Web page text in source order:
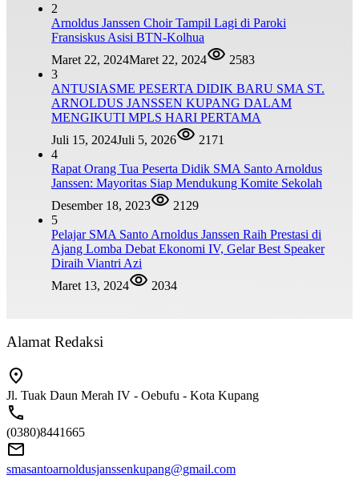
2
Arnoldus Janssen Choir Tampil Lagi di Paroki
Fransiskus Asisi BTN-Kolhua
Maret 22, 2024Maret 22, 2024
2583
3
ANTUSIASME PESERTA DIDIK BARU SMA ST.
ARNOLDUS JANSSEN KUPANG DALAM
MENGIKUTI MPLS HARI PERTAMA
Juli 15, 2024Juli 5, 2026
2171
4
Rapat Orang Tua Peserta Didik SMA Santo Arnoldus
Janssen: Mayoritas Siap Mendukung Komite Sekolah
Desember 18, 2023
2129
5
Pelajar SMA Santo Arnoldus Janssen Raih Prestasi di
Ajang Lomba Debat Ekonomi IV, Gelar Best Speaker
Diraih Viantri Azi
Maret 13, 2024
2034
Alamat Redaksi
Jl. Tuak Daun Merah IV - Oebufu - Kota Kupang
(0380)8441665
smasantoarnoldusjanssenkupang@gmail.com